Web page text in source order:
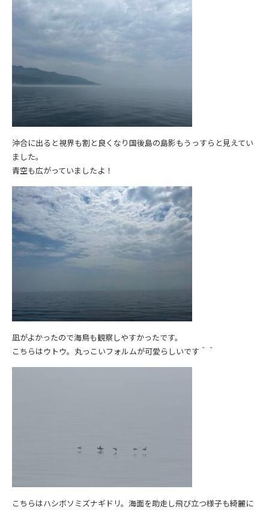
沖合に出ると視界も割と良くなり国後島の島影もうっすらと見えてい
ました。
青空も広がっていましたよ！
凪がよかったので海鳥も観察しやすかったです。
こちらはウトウ。丸っこいフォルムが可愛らしいです＾＾
こちらはハシボソミズナギドリ。海面を助走し飛び立つ様子も綺麗に